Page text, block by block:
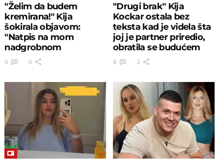
"Želim da budem
kremirana!" Kija
šokirala objavom:
"Natpis na mom
nadgrobnom
spomeniku - Ne
opraštam nikome!"
0 0
"Drugi brak" Kija
Kockar ostala bez
teksta kad je videla šta
joj je partner priredio,
obratila se budućem
mužu
8 2